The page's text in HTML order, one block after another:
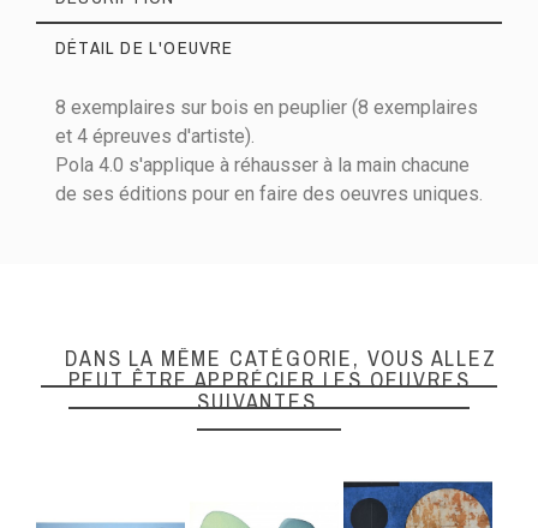
DÉTAIL DE L'OEUVRE
8 exemplaires sur bois en peuplier (8 exemplaires
et 4 épreuves d'artiste).
Pola 4.0 s'applique à réhausser à la main chacune
de ses éditions pour en faire des oeuvres uniques.
Hauteur (cm) 80
Encadrement Encadré
Techniques Technique mixte
DANS LA MÊME CATÉGORIE, VOUS ALLEZ
PEUT ÊTRE APPRÉCIER LES OEUVRES
SUIVANTES